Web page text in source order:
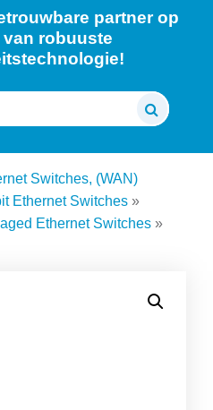
partner op
robuuste
Switches, (WAN)
Ethernet Switches »
Ethernet Switches »